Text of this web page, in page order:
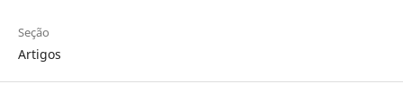
Seção
Artigos